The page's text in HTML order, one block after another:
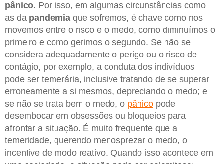
pânico. Por isso, em algumas circunstâncias como
as da pandemia que sofremos, é chave como nos
movemos entre o risco e o medo, como diminuímos o
primeiro e como gerimos o segundo. Se não se
considera adequadamente o perigo ou o risco de
contágio, por exemplo, a conduta dos indivíduos
pode ser temerária, inclusive tratando de se superar
erroneamente a si mesmos, depreciando o medo; e
se não se trata bem o medo, o pânico pode
desembocar em obsessões ou bloqueios para
afrontar a situação. É muito frequente que a
temeridade, querendo menosprezar o medo, o
incentive de modo reativo. Quando isso acontece em